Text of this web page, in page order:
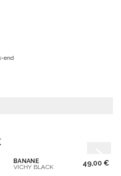
end
BANANE
VICHY BLACK
49,00 €